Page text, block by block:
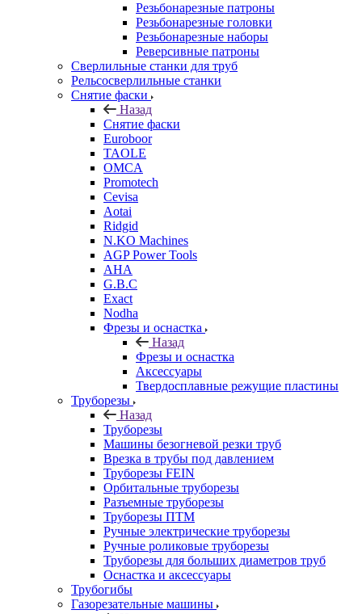
Резьбонарезные патроны
Резьбонарезные головки
Резьбонарезные наборы
Реверсивные патроны
Сверлильные станки для труб
Рельсосверлильные станки
Снятие фаски
Назад
Снятие фаски
Euroboor
TAOLE
OMCA
Promotech
Cevisa
Aotai
Ridgid
N.KO Machines
AGP Power Tools
AHA
G.B.C
Exact
Nodha
Фрезы и оснастка
Назад
Фрезы и оснастка
Аксессуары
Твердосплавные режущие пластины
Труборезы
Назад
Труборезы
Машины безогневой резки труб
Врезка в трубы под давлением
Труборезы FEIN
Орбитальные труборезы
Разъемные труборезы
Труборезы ПТМ
Ручные электрические труборезы
Ручные роликовые труборезы
Труборезы для больших диаметров труб
Оснастка и аксессуары
Трубогибы
Газорезательные машины